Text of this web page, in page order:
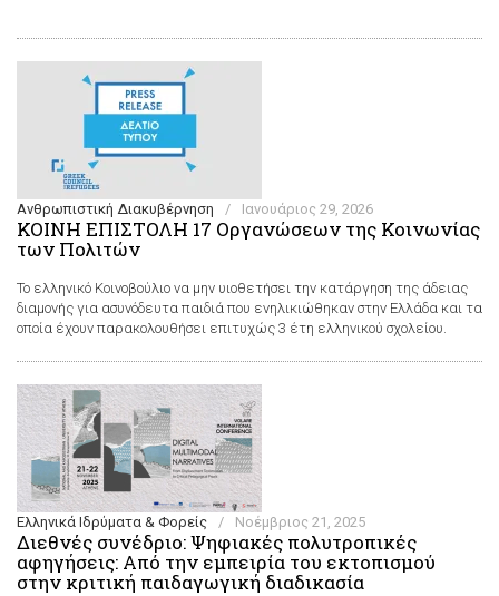
Ανθρωπιστική Διακυβέρνηση / Ιανουάριος 29, 2026
ΚΟΙΝΗ ΕΠΙΣΤΟΛΗ 17 Οργανώσεων της Κοινωνίας
των Πολιτών
Το ελληνικό Κοινοβούλιο να μην υιοθετήσει την κατάργηση της άδειας
διαμονής για ασυνόδευτα παιδιά που ενηλικιώθηκαν στην Ελλάδα και τα
οποία έχουν παρακολουθήσει επιτυχώς 3 έτη ελληνικού σχολείου.
Ελληνικά Ιδρύματα & Φορείς / Νοέμβριος 21, 2025
Διεθνές συνέδριο: Ψηφιακές πολυτροπικές
αφηγήσεις: Από την εμπειρία του εκτοπισμού
στην κριτική παιδαγωγική διαδικασία